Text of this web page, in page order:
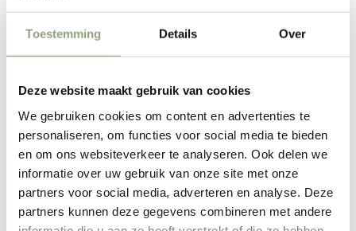
Toestemming Details Over
Deze website maakt gebruik van cookies
We gebruiken cookies om content en advertenties te
personaliseren, om functies voor social media te bieden
en om ons websiteverkeer te analyseren. Ook delen we
informatie over uw gebruik van onze site met onze
partners voor social media, adverteren en analyse. Deze
partners kunnen deze gegevens combineren met andere